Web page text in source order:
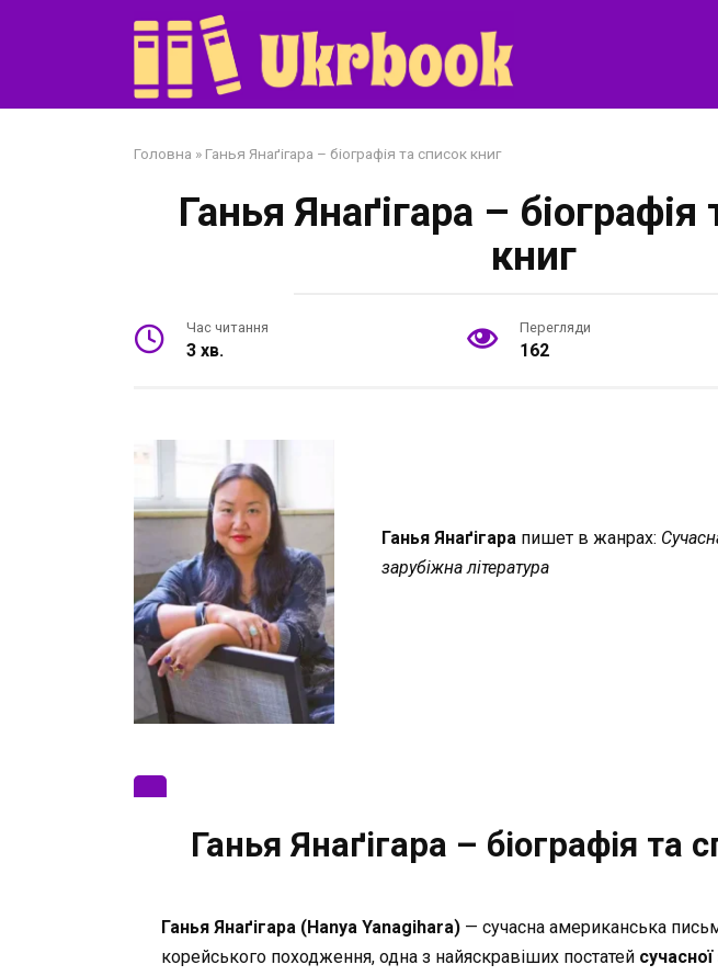
Головна » Ганья Янаґігара – біографія та список книг
Ганья Янаґігара – біографія
книг
Час читання
3 хв.
Перегляди
162
Ганья Янаґігара пишет в жанрах:
зарубіжна література
Ганья Янаґігара – біографія та
Ганья Янаґігара (Hanya Yanagihara) — сучасна американська
корейського походження, одна з найяскравіших постатей